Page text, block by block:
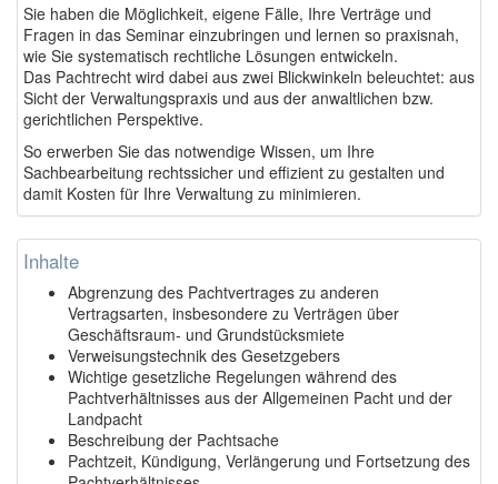
Sie haben die Möglichkeit, eigene Fälle, Ihre Verträge und
Fragen in das Seminar einzubringen und lernen so praxisnah,
wie Sie systematisch rechtliche Lösungen entwickeln.
Das Pachtrecht wird dabei aus zwei Blickwinkeln beleuchtet: aus
Sicht der Verwaltungspraxis und aus der anwaltlichen bzw.
gerichtlichen Perspektive.
So erwerben Sie das notwendige Wissen, um Ihre
Sachbearbeitung rechtssicher und effizient zu gestalten und
damit Kosten für Ihre Verwaltung zu minimieren.
Inhalte
Abgrenzung des Pachtvertrages zu anderen
Vertragsarten, insbesondere zu Verträgen über
Geschäftsraum- und Grundstücksmiete
Verweisungstechnik des Gesetzgebers
Wichtige gesetzliche Regelungen während des
Pachtverhältnisses aus der Allgemeinen Pacht und der
Landpacht
Beschreibung der Pachtsache
Pachtzeit, Kündigung, Verlängerung und Fortsetzung des